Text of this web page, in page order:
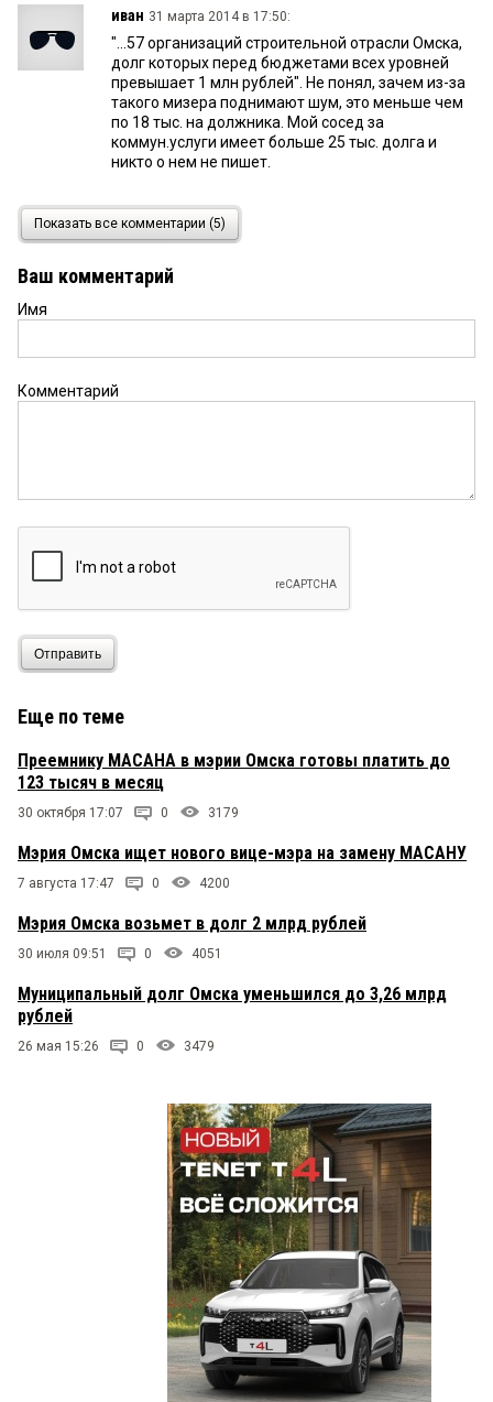
иван 31 марта 2014 в 17:50:
"...57 организаций строительной отрасли Омска,
долг которых перед бюджетами всех уровней
превышает 1 млн рублей". Не понял, зачем из-за
такого мизера поднимают шум, это меньше чем
по 18 тыс. на должника. Мой сосед за
коммун.услуги имеет больше 25 тыс. долга и
никто о нем не пишет.
Анатолий Сибирский
Роман,а почему вы не пишите какая компания?
напишут.
компаний где рабочие денег не получают, всяких
вахтовых командировок там... например вахта в
Показать все комментарии (5)
Ваш комментарий
Имя
Комментарий
Отправить
Еще по теме
Преемнику МАСАНА в мэрии Омска готовы платить до
123 тысяч в месяц
30 октября 17:07 0 3179
Мэрия Омска ищет нового вице-мэра на замену МАСАНУ
7 августа 17:47 0 4200
Мэрия Омска возьмет в долг 2 млрд рублей
30 июля 09:51 0 4051
Муниципальный долг Омска уменьшился до 3,26 млрд
рублей
26 мая 15:26 0 3479